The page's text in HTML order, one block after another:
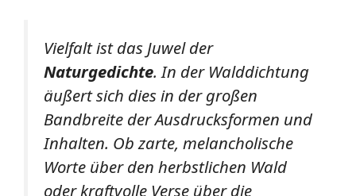
Vielfalt ist das Juwel der
Naturgedichte. In der Walddichtung
äußert sich dies in der großen
Bandbreite der Ausdrucksformen und
Inhalten. Ob zarte, melancholische
Worte über den herbstlichen Wald
oder kraftvolle Verse über die